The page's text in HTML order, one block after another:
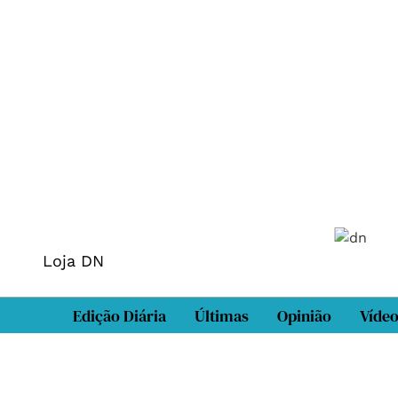
Loja DN
Edição Diária Últimas Opinião